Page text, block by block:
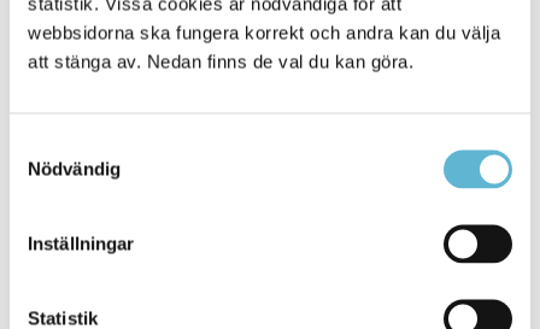
webbsidorna ska fungera korrekt och andra kan du välja
att stänga av. Nedan finns de val du kan göra.
Nödvändig
Inställningar
Statistik
Webbsida
Johan Ohlsson,
Samhällsutveckling och service Ida Karlsson